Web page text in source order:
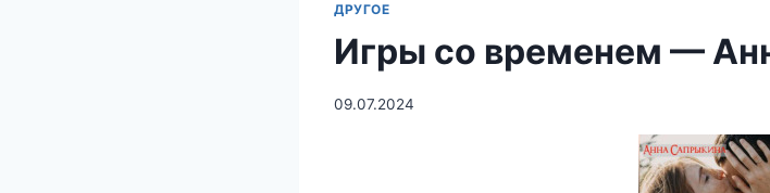
ДРУГОЕ
Игры со временем —
09.07.2024